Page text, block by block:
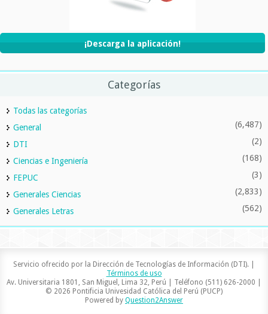
¡Descarga la aplicación!
Categorías
Todas las categorías
General
(6,487)
DTI (2)
Ciencias e Ingeniería (168)
FEPUC (3)
Generales Ciencias (2,833)
Generales Letras (562)
Servicio ofrecido por la Dirección de Tecnologías de Información (DTI). |
Términos de uso
Av. Universitaria 1801, San Miguel, Lima 32, Perú | Teléfono (511) 626-2000 |
© 2026 Pontificia Univesidad Católica del Perú (PUCP)
Powered by Question2Answer